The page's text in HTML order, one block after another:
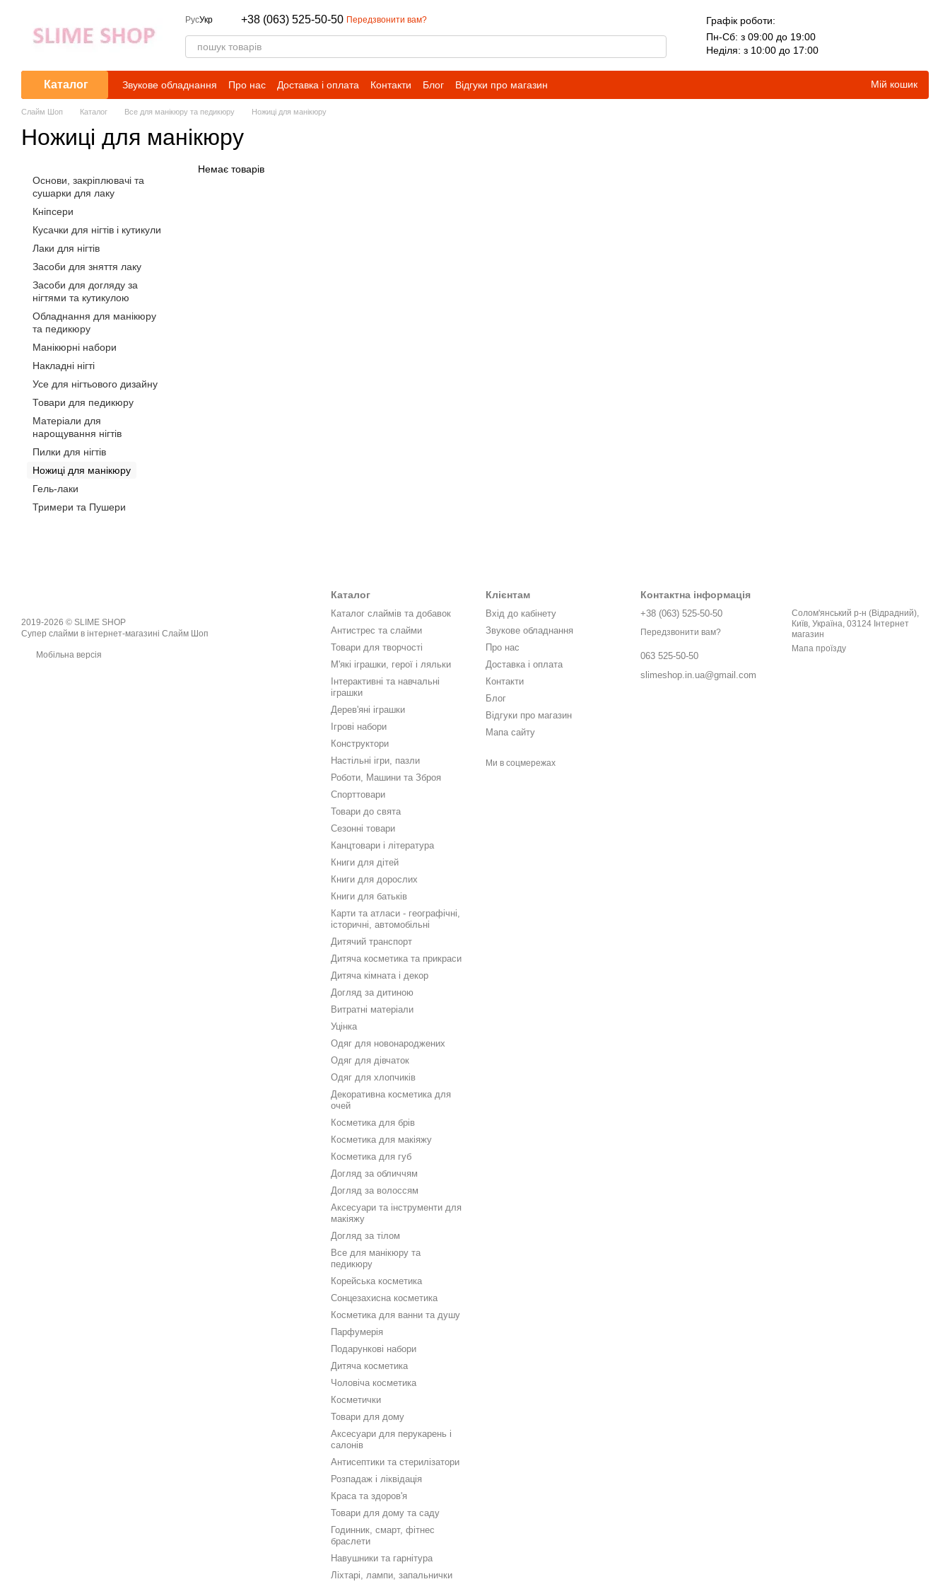
РусУкр +38 (063) 525-50-50 Передзвонити вам?
Графік роботи:
Пн-Сб: з 09:00 до 19:00
Неділя: з 10:00 до 17:00
Каталог Звукове обладнання Про нас Доставка і оплата Контакти Блог Відгуки про магазин Мій кошик
Слайм Шоп Каталог Все для манікюру та педикюру Ножиці для манікюру
Ножиці для манікюру
Немає товарів
Основи, закріплювачі та
сушарки для лаку
Кніпсери
Кусачки для нігтів і кутикули
Лаки для нігтів
Засоби для зняття лаку
Засоби для догляду за
нігтями та кутикулою
Обладнання для манікюру
та педикюру
Манікюрні набори
Накладні нігті
Усе для нігтьового дизайну
Товари для педикюру
Матеріали для
нарощування нігтів
Пилки для нігтів
Ножиці для манікюру
Гель-лаки
Тримери та Пушери
2019-2026 © SLIME SHOP
Супер слайми в інтернет-магазині Слайм Шоп
Мобільна версія
Каталог
Каталог слаймів та добавок
Антистрес та слайми
Товари для творчості
М'які іграшки, герої і ляльки
Інтерактивні та навчальні
іграшки
Дерев'яні іграшки
Ігрові набори
Конструктори
Настільні ігри, пазли
Роботи, Машини та Зброя
Спорттовари
Товари до свята
Сезонні товари
Канцтовари і література
Книги для дітей
Книги для дорослих
Книги для батьків
Карти та атласи - географічні,
історичні, автомобільні
Дитячий транспорт
Дитяча косметика та прикраси
Дитяча кімната і декор
Догляд за дитиною
Витратні матеріали
Уцінка
Одяг для новонароджених
Одяг для дівчаток
Одяг для хлопчиків
Декоративна косметика для
очей
Косметика для брів
Косметика для макіяжу
Косметика для губ
Догляд за обличчям
Догляд за волоссям
Аксесуари та інструменти для
макіяжу
Догляд за тілом
Все для манікюру та
педикюру
Корейська косметика
Сонцезахисна косметика
Косметика для ванни та душу
Парфумерія
Подарункові набори
Дитяча косметика
Чоловіча косметика
Косметички
Товари для дому
Аксесуари для перукарень і
салонів
Антисептики та стерилізатори
Розпадаж і ліквідація
Краса та здоров'я
Товари для дому та саду
Годинник, смарт, фітнес
браслети
Навушники та гарнітура
Ліхтарі, лампи, запальнички
Клієнтам
Вхід до кабінету
Звукове обладнання
Про нас
Доставка і оплата
Контакти
Блог
Відгуки про магазин
Мапа сайту
Ми в соцмережах
Контактна інформація
+38 (063) 525-50-50
Передзвонити вам?
063 525-50-50
slimeshop.in.ua@gmail.com
Солом'янський р-н (Відрадний),
Київ, Україна, 03124 Інтернет
магазин
Мапа проїзду